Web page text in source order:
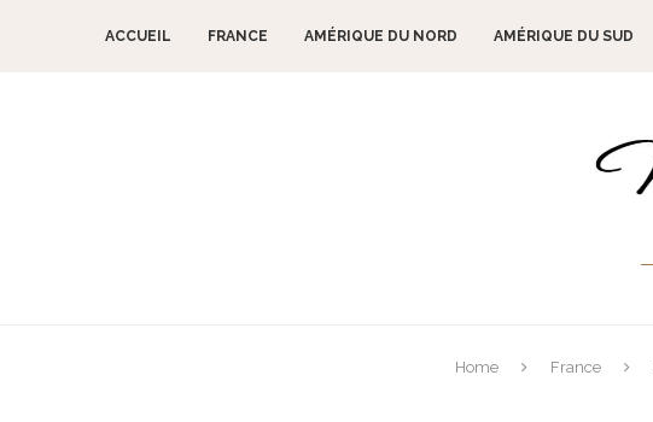
ACCUEIL FRANCE AMÉRIQUE DU NORD AMÉRIQUE DU SUD
Home France